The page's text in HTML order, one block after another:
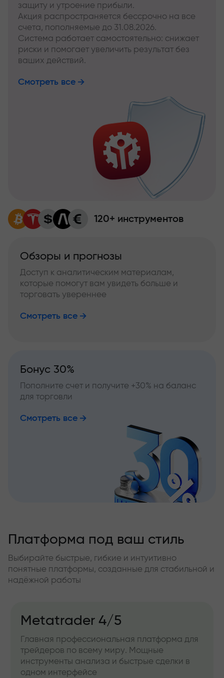
защиту и утроение прибыли.
Акция распространяется бессрочно на все
счета, пополняемые до 31.08.2026.
Система работает самостоятельно: снижает
риски и помогает увеличить результат без
ваших действий.
Смотреть все
120+ инструментов
Обзоры и прогнозы
Доступ к аналитическим материалам,
которые помогут вам увидеть больше и
торговать увереннее
Смотреть все
Бонус 30%
Пополните счет и получите +30% на баланс
для торговли
Смотреть все
Платформа под ваш стиль
Выбирайте быстрые, гибкие и интуитивно
понятные платформы, созданные для стабильной и
надёжной работы
Metatrader 4/5
Главная профессиональная платформа для
трейдеров по всему миру. Мощные
инструменты анализа и быстрые сделки в
одном интерфейсе